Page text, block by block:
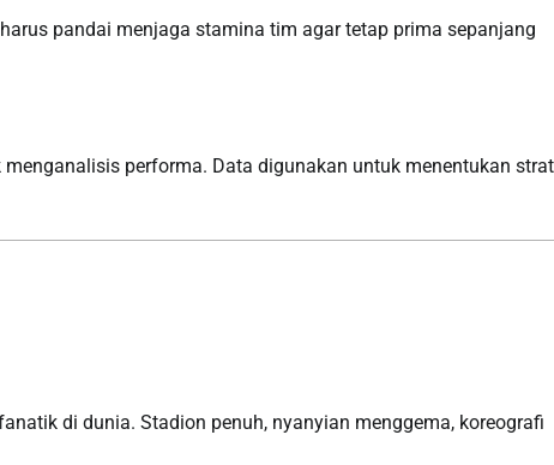
pandai menjaga stamina tim agar tetap prima sepanjang
performa. Data digunakan untuk menentukan
di dunia. Stadion penuh, nyanyian menggema, koreografi